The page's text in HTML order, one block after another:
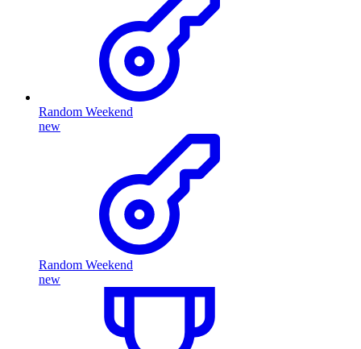
Random Weekend
new
Random Weekend
new